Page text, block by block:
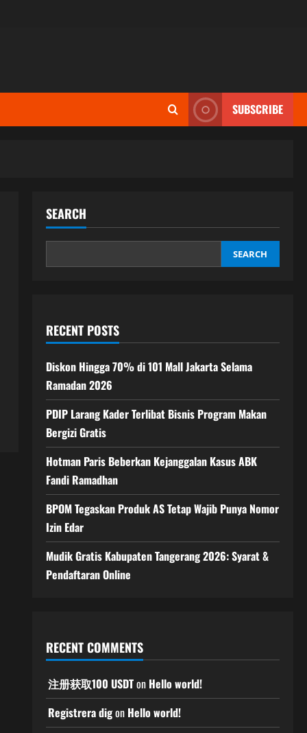
SUBSCRIBE
SEARCH
SEARCH
RECENT POSTS
Diskon Hingga 70% di 101 Mall Jakarta Selama
Ramadan 2026
PDIP Larang Kader Terlibat Bisnis Program Makan
Bergizi Gratis
Hotman Paris Beberkan Kejanggalan Kasus ABK
Fandi Ramadhan
BPOM Tegaskan Produk AS Tetap Wajib Punya Nomor
Izin Edar
Mudik Gratis Kabupaten Tangerang 2026: Syarat &
Pendaftaran Online
RECENT COMMENTS
注册获取100 USDTon Hello world!
Registrera digon Hello world!